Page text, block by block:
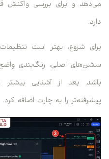
می‌دهد و برای بررسی واکنش
دارد.
برای شروع، بهتر است
سشن‌های اصلی، رنگ‌بندی
باشد. بعد از آشنایی بیشتر
پیشرفته‌تر را به چارت اضافه کرد.